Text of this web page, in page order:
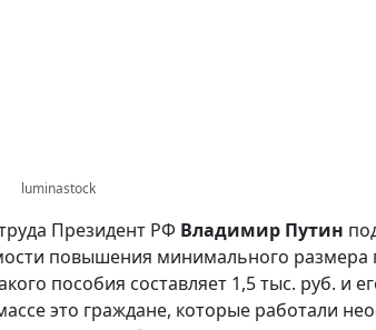
luminastock
Президент РФ Владимир Путин
повышения минимального размера
пособия составляет 1,5 тыс. руб. и
это граждане, которые работали